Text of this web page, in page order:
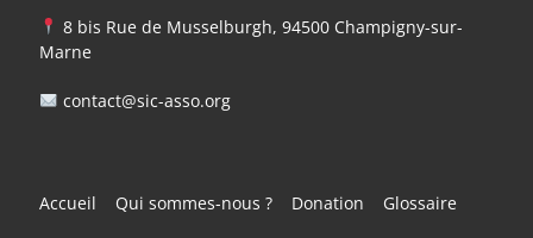
8 bis Rue de Musselburgh, 94500 Champigny-sur-
Marne
contact@sic-asso.org
Accueil Qui sommes-nous ? Donation Glossaire